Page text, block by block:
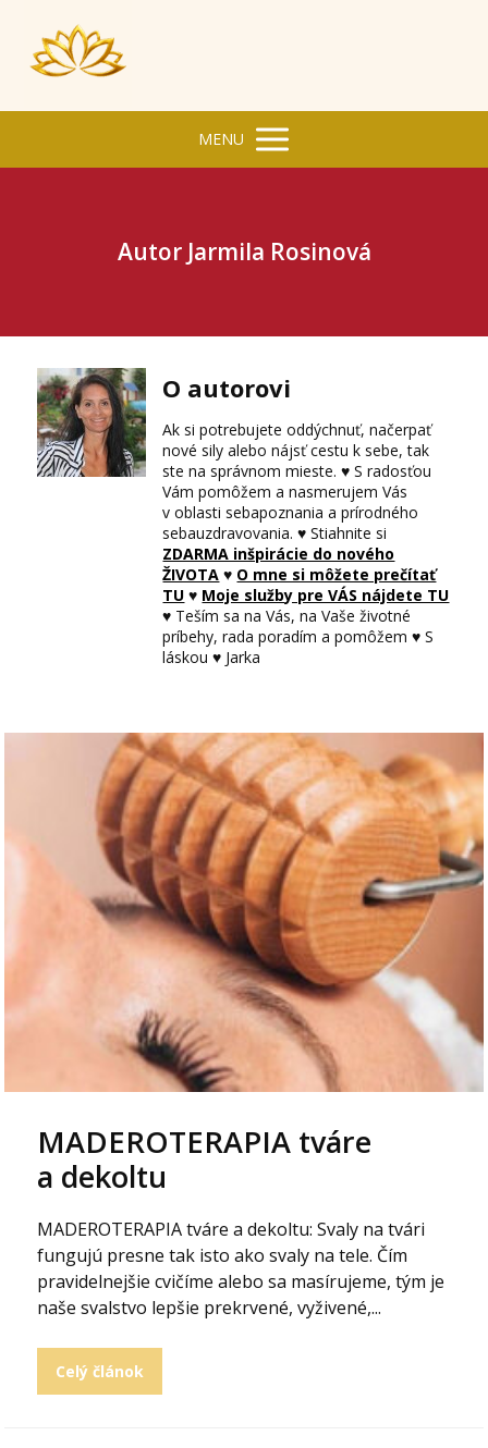
MENU
Autor Jarmila Rosinová
O autorovi
Ak si potrebujete oddýchnuť, načerpať
nové sily alebo nájsť cestu k sebe, tak
ste na správnom mieste. ♥ S radosťou
Vám pomôžem a nasmerujem Vás
v oblasti sebapoznania a prírodného
sebauzdravovania. ♥ Stiahnite si
ZDARMA inšpirácie do nového
ŽIVOTA ♥ O mne si môžete prečítať
TU ♥ Moje služby pre VÁS nájdete TU
♥ Teším sa na Vás, na Vaše životné
príbehy, rada poradím a pomôžem ♥ S
láskou ♥ Jarka
MADEROTERAPIA tváre
a dekoltu
MADEROTERAPIA tváre a dekoltu: Svaly na tvári
fungujú presne tak isto ako svaly na tele. Čím
pravidelnejšie cvičíme alebo sa masírujeme, tým je
naše svalstvo lepšie prekrvené, vyživené,...
Celý článok